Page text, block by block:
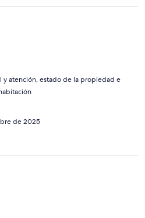
y atención, estado de la propiedad e
de 2025